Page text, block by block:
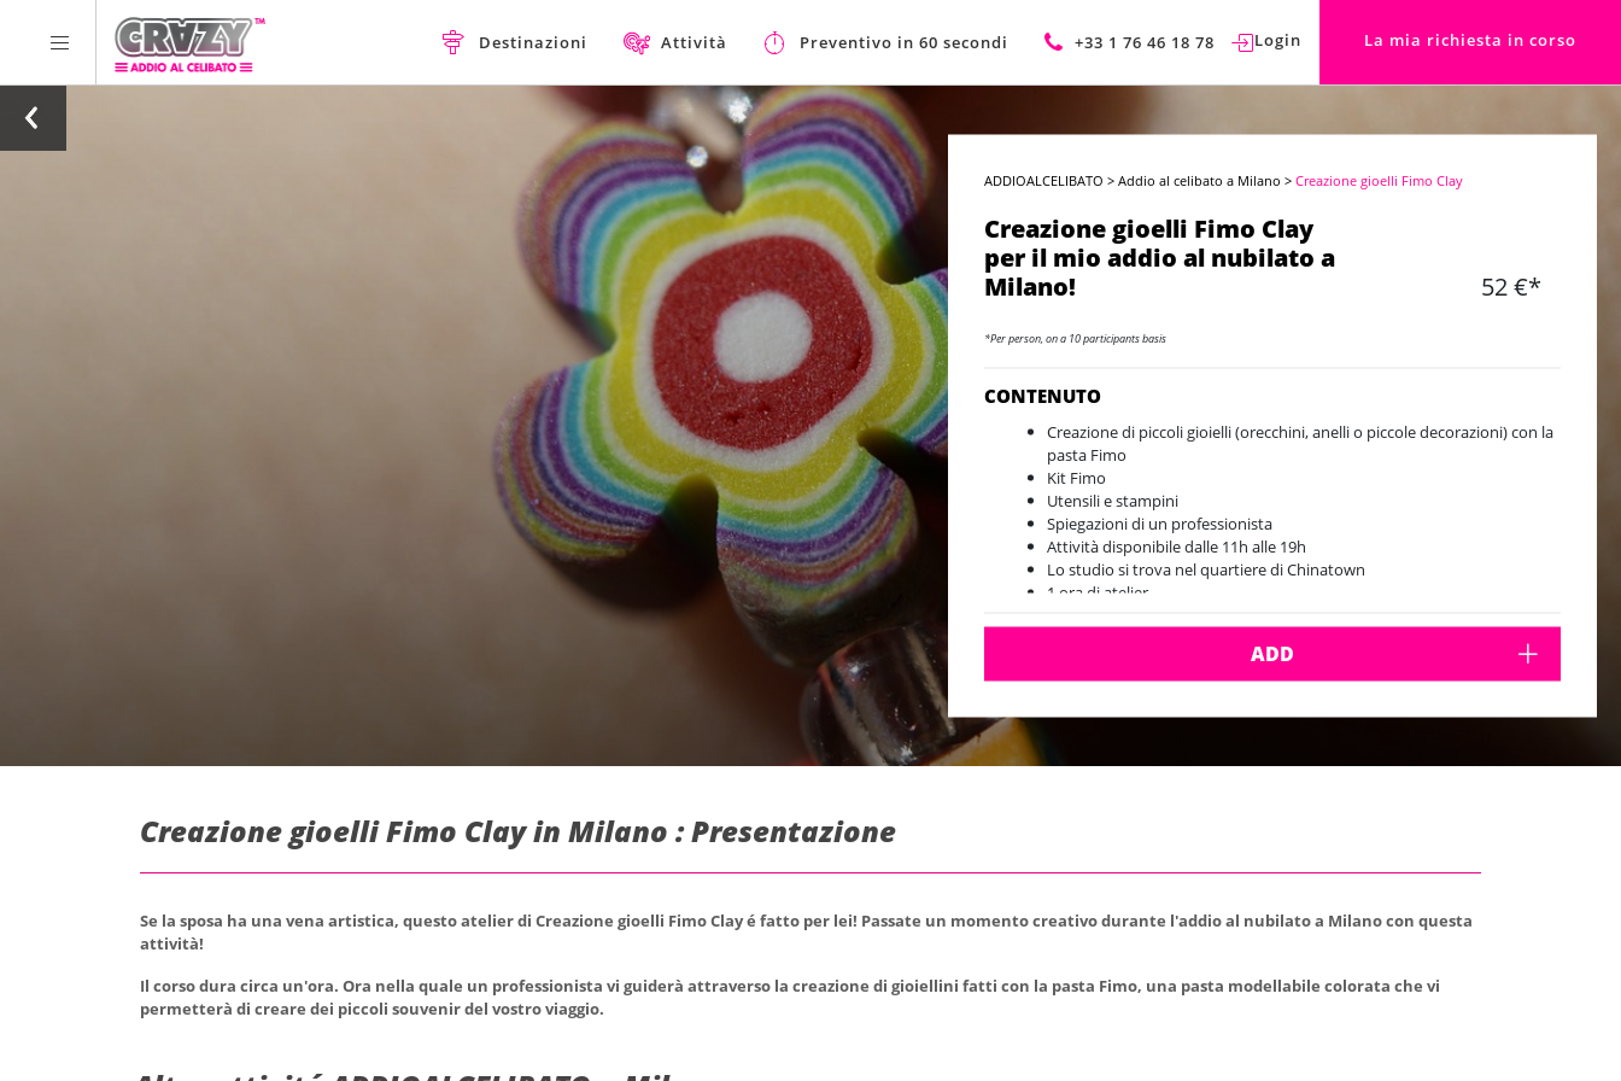
Destinazioni Attività Preventivo in 60 secondi +33 1 76 46 18 78 Login La mia richiesta in corso
ADDIOALCELIBATO >Addio al celibato a Milano >Creazione gioelli Fimo Clay
Creazione gioelli Fimo Clay
per il mio addio al nubilato a
Milano!
52 €*
*Per person, on a 10 participants basis
CONTENUTO
Creazione di piccoli gioielli (orecchini, anelli o piccole decorazioni) con la
pasta Fimo
Kit Fimo
Utensili e stampini
Spiegazioni di un professionista
Attività disponibile dalle 11h alle 19h
Lo studio si trova nel quartiere di Chinatown
1 ora di atelier
ADD
Creazione gioelli Fimo Clay in Milano : Presentazione
Se la sposa ha una vena artistica, questo atelier di Creazione gioelli Fimo Clay é fatto per lei! Passate un momento creativo durante l'addio al nubilato a Milano con questa
attività!
Il corso dura circa un'ora. Ora nella quale un professionista vi guiderà attraverso la creazione di gioiellini fatti con la pasta Fimo, una pasta modellabile colorata che vi
permetterà di creare dei piccoli souvenir del vostro viaggio.